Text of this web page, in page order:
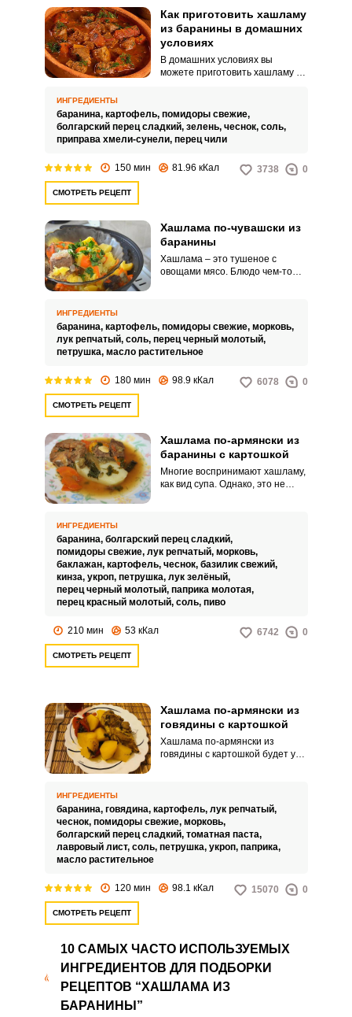
Как приготовить хашламу
из баранины в домашних
условиях
В домашних условиях вы
можете приготовить хашламу в
плите, и в печи, и в духовке.
ИНГРЕДИЕНТЫ
баранина, картофель, помидоры свежие,
болгарский перец сладкий, зелень, чеснок, соль,
приправа хмели-сунели, перец чили
150 мин 81.96 кКал 3738 0
СМОТРЕТЬ РЕЦЕПТ
Хашлама по-чувашски из
баранины
Хашлама – это тушеное с
овощами мясо. Блюдо чем-то
ИНГРЕДИЕНТЫ
баранина, картофель, помидоры свежие, морковь,
лук репчатый, соль, перец черный молотый,
петрушка, масло растительное
180 мин 98.9 кКал 6078 0
СМОТРЕТЬ РЕЦЕПТ
Хашлама по-армянски из
баранины с картошкой
Многие воспринимают хашламу,
как вид супа. Однако, это не
ИНГРЕДИЕНТЫ
баранина, болгарский перец сладкий,
помидоры свежие, лук репчатый, морковь,
баклажан, картофель, чеснок, базилик свежий,
кинза, укроп, петрушка, лук зелёный,
перец черный молотый, паприка молотая,
перец красный молотый, соль, пиво
210 мин 53 кКал 6742 0
СМОТРЕТЬ РЕЦЕПТ
Хашлама по-армянски из
говядины с картошкой
Хашлама по-армянски из
говядины с картошкой будет у
готовить с предварительным
обжариванием мяса в казане
или обыкновенной утятнице, что
ускоряет процесс
приготовления.
ИНГРЕДИЕНТЫ
баранина, говядина, картофель, лук репчатый,
чеснок, помидоры свежие, морковь,
болгарский перец сладкий, томатная паста,
лавровый лист, соль, петрушка, укроп, паприка,
масло растительное
120 мин 98.1 кКал 15070 0
СМОТРЕТЬ РЕЦЕПТ
10 САМЫХ ЧАСТО ИСПОЛЬЗУЕМЫХ
ИНГРЕДИЕНТОВ ДЛЯ ПОДБОРКИ
РЕЦЕПТОВ “ХАШЛАМА ИЗ
БАРАНИНЫ”